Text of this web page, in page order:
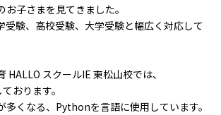
お子さまを見てきました。
受験、高校受験、大学受験と幅広く対応して
HALLO スクールIE 東松山校では、
おります。
多くなる、Pythonを言語に使用しています。